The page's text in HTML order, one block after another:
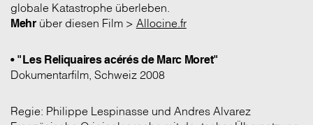
globale Katastrophe überleben.
Mehrüber diesen Film > Allocine.fr
• "Les Reliquaires acérés de Marc Moret"
Dokumentarfilm, Schweiz 2008
Regie: Philippe Lespinasse und Andres Alvarez